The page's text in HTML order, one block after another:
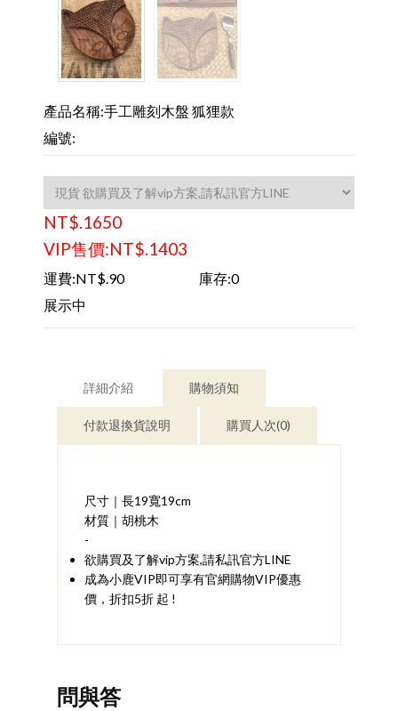
產品名稱:手工雕刻木盤 狐狸款
編號:
NT$.1650
VIP售價:NT$.1403
運費:NT$.90
庫存:0
展示中
詳細介紹 購物須知
付款退換貨說明 購買人次(0)
尺寸｜長19寬19cm
材質｜胡桃木
-
欲購買及了解vip方案,請私訊官方LINE
成為小鹿VIP即可享有官網購物VIP優惠
價，折扣5折 起 !
問與答